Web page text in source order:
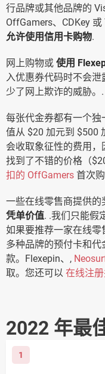
行品牌或其他品牌的
OffGamers、CDKey
允许使用信用卡购物.
网上购物或 使用
入优惠券代码时不会
少了网上欺诈的威胁。.
每张代金券都有一个
值从 $20 加元到 $500
会收取象征性的费用
找到了不错的价格（
扣的 OffGamers 首次
一些在线零售商提供的
凭单价值. .我们只能假
如果要推荐一家在线零
多种品牌的预付卡和
款。Flexepin、,
取。您还可以 在线注
2022 年最
1